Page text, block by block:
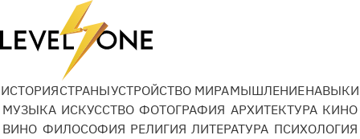
ИСТОРИЯСТРАНЫУСТРОЙСТВО МИРАМЫШЛЕНИЕНАВЫКИ
МУЗЫКА ИСКУССТВО ФОТОГРАФИЯ АРХИТЕКТУРА КИНО
ВИНО ФИЛОСОФИЯ РЕЛИГИЯ ЛИТЕРАТУРА ПСИХОЛОГИЯ